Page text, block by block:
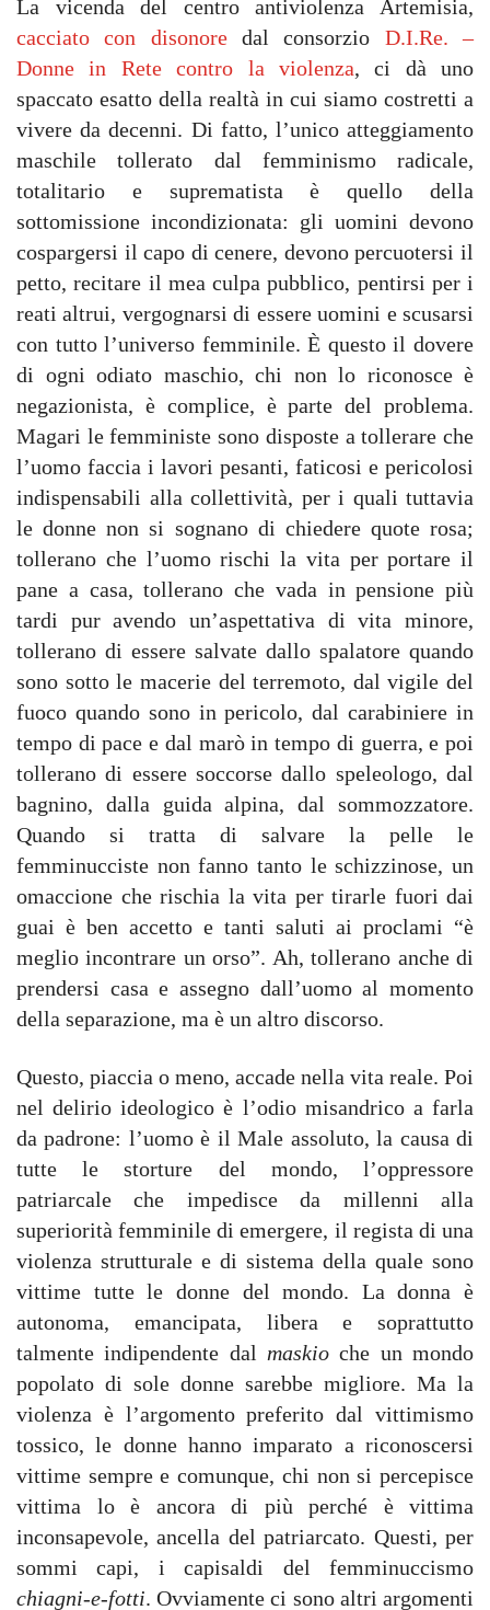
La vicenda del centro antiviolenza Artemisia,
cacciato con disonoredal consorzio D.I.Re. –
Donne in Rete contro la violenza, ci dà uno
spaccato esatto della realtà in cui siamo costretti a
vivere da decenni. Di fatto, l’unico atteggiamento
maschile tollerato dal femminismo radicale,
totalitario e suprematista è quello della
sottomissione incondizionata: gli uomini devono
cospargersi il capo di cenere, devono percuotersi il
petto, recitare il mea culpa pubblico, pentirsi per i
reati altrui, vergognarsi di essere uomini e scusarsi
con tutto l’universo femminile. È questo il dovere
di ogni odiato maschio, chi non lo riconosce è
negazionista, è complice, è parte del problema.
Magari le femministe sono disposte a tollerare che
l’uomo faccia i lavori pesanti, faticosi e pericolosi
indispensabili alla collettività, per i quali tuttavia
le donne non si sognano di chiedere quote rosa;
tollerano che l’uomo rischi la vita per portare il
pane a casa, tollerano che vada in pensione più
tardi pur avendo un’aspettativa di vita minore,
tollerano di essere salvate dallo spalatore quando
sono sotto le macerie del terremoto, dal vigile del
fuoco quando sono in pericolo, dal carabiniere in
tempo di pace e dal marò in tempo di guerra, e poi
tollerano di essere soccorse dallo speleologo, dal
bagnino, dalla guida alpina, dal sommozzatore.
Quando si tratta di salvare la pelle le
femminucciste non fanno tanto le schizzinose, un
omaccione che rischia la vita per tirarle fuori dai
guai è ben accetto e tanti saluti ai proclami “è
meglio incontrare un orso”. Ah, tollerano anche di
prendersi casa e assegno dall’uomo al momento
della separazione, ma è un altro discorso.
Questo, piaccia o meno, accade nella vita reale. Poi
nel delirio ideologico è l’odio misandrico a farla
da padrone: l’uomo è il Male assoluto, la causa di
tutte le storture del mondo, l’oppressore
patriarcale che impedisce da millenni alla
superiorità femminile di emergere, il regista di una
violenza strutturale e di sistema della quale sono
vittime tutte le donne del mondo. La donna è
autonoma, emancipata, libera e soprattutto
talmente indipendente dal maskio che un mondo
popolato di sole donne sarebbe migliore. Ma la
violenza è l’argomento preferito dal vittimismo
tossico, le donne hanno imparato a riconoscersi
vittime sempre e comunque, chi non si percepisce
vittima lo è ancora di più perché è vittima
inconsapevole, ancella del patriarcato. Questi, per
sommi capi, i capisaldi del femminuccismo
chiagni-e-fotti. Ovviamente ci sono altri argomenti